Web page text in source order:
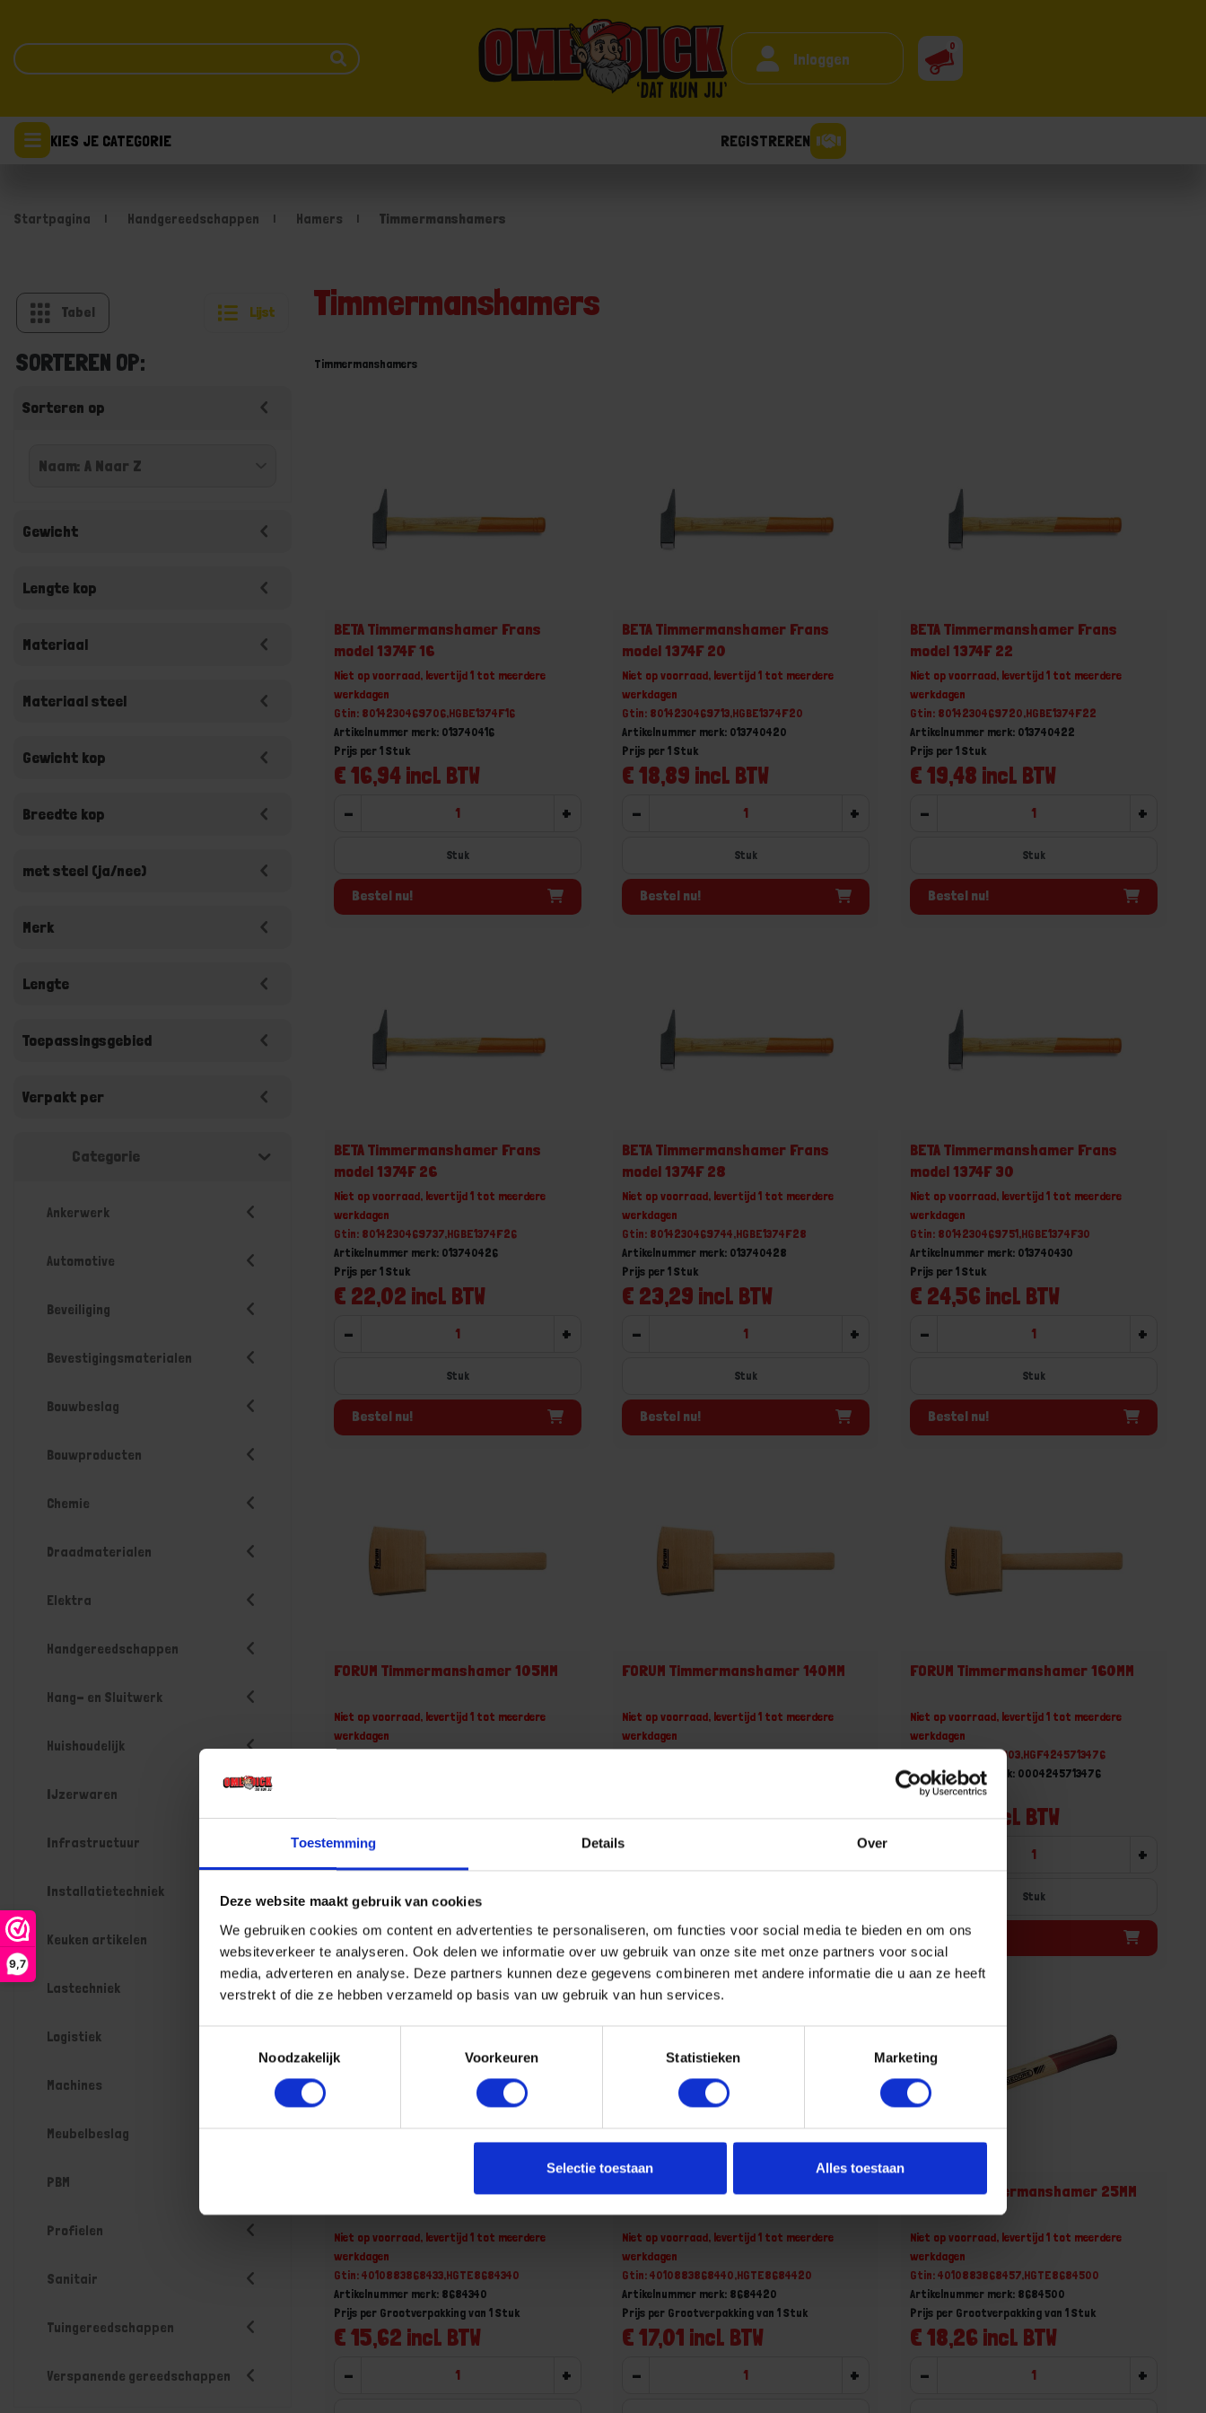
Toestemming Details Over
Deze website maakt gebruik van cookies
We gebruiken cookies om content en advertenties te personaliseren, om functies voor social media te bieden en om ons
websiteverkeer te analyseren. Ook delen we informatie over uw gebruik van onze site met onze partners voor social
media, adverteren en analyse. Deze partners kunnen deze gegevens combineren met andere informatie die u aan ze heeft
verstrekt of die ze hebben verzameld op basis van uw gebruik van hun services.
Noodzakelijk
Voorkeuren Statistieken Marketing
Selectie toestaan Alles toestaan
9,7
Inloggen
0
KIES JE CATEGORIE REGISTREREN
Startpagina Handgereedschappen Hamers Timmermanshamers
Tabel Lijst
SORTEREN OP:
Sorteren op
Gewicht
Lengte kop
Materiaal
Materiaal steel
Gewicht kop
Breedte kop
met steel (ja/nee)
Merk
Lengte
Toepassingsgebied
Verpakt per
Categorie
Ankerwerk
Automotive
Beveiliging
Bevestigingsmaterialen
Bouwbeslag
Bouwproducten
Chemie
Draadmaterialen
Elektra
Handgereedschappen
Hang- en Sluitwerk
Huishoudelijk
IJzerwaren
Infrastructuur
Installatietechniek
Keuken artikelen
Lastechniek
Logistiek
Machines
Meubelbeslag
PBM
Profielen
Sanitair
Tuingereedschappen
Verspanende gereedschappen
Timmermanshamers
Timmermanshamers
BETA Timmermanshamer Frans
model 1374F 16
Niet op voorraad, levertijd 1 tot meerdere
werkdagen
Gtin: 8014230469706,HGBE1374F16
Artikelnummer merk: 013740416
€ 16,94 incl. BTW
Prijs per 1 Stuk
- +
Stuk
Bestel nu!
BETA Timmermanshamer Frans
model 1374F 20
Niet op voorraad, levertijd 1 tot meerdere
werkdagen
Gtin: 8014230469713,HGBE1374F20
Artikelnummer merk: 013740420
€ 18,89 incl. BTW
Prijs per 1 Stuk
- +
Stuk
Bestel nu!
BETA Timmermanshamer Frans
model 1374F 22
Niet op voorraad, levertijd 1 tot meerdere
werkdagen
Gtin: 8014230469720,HGBE1374F22
Artikelnummer merk: 013740422
€ 19,48 incl. BTW
Prijs per 1 Stuk
- +
Stuk
Bestel nu!
BETA Timmermanshamer Frans
model 1374F 26
Niet op voorraad, levertijd 1 tot meerdere
werkdagen
Gtin: 8014230469737,HGBE1374F26
Artikelnummer merk: 013740426
€ 22,02 incl. BTW
Prijs per 1 Stuk
- +
Stuk
Bestel nu!
BETA Timmermanshamer Frans
model 1374F 28
Niet op voorraad, levertijd 1 tot meerdere
werkdagen
Gtin: 8014230469744,HGBE1374F28
Artikelnummer merk: 013740428
€ 23,29 incl. BTW
Prijs per 1 Stuk
- +
Stuk
Bestel nu!
BETA Timmermanshamer Frans
model 1374F 30
Niet op voorraad, levertijd 1 tot meerdere
werkdagen
Gtin: 8014230469751,HGBE1374F30
Artikelnummer merk: 013740430
€ 24,56 incl. BTW
Prijs per 1 Stuk
- +
Stuk
Bestel nu!
FORUM Timmermanshamer 105MM
Niet op voorraad, levertijd 1 tot meerdere
werkdagen
Gtin: 4317784866880,HGF4245713470
€ 20,13 incl. BTW
-
Stuk
Bestel nu!
FORUM Timmermanshamer 140MM
Niet op voorraad, levertijd 1 tot meerdere
werkdagen
Gtin: 4317784866897,HGF4245713473
€ 30,47 incl. BTW
+
Bestel nu!
FORUM Timmermanshamer 160MM
Niet op voorraad, levertijd 1 tot meerdere
werkdagen
Gtin: 4317784866903,HGF4245713476
Artikelnummer merk: 0004245713476
€ 35,42 incl. BTW
Prijs per 1 Stuk
+
Stuk
Bestel nu!
GEDORE Timmermanshamer 20MM
Niet op voorraad, levertijd 1 tot meerdere
werkdagen
Gtin: 4010883868433,HGTE8684340
Artikelnummer merk: 8684340
€ 15,62 incl. BTW
Prijs per Grootverpakking van 1 Stuk
- +
GEDORE Timmermanshamer 22MM
Niet op voorraad, levertijd 1 tot meerdere
werkdagen
Gtin: 4010883868440,HGTE8684420
Artikelnummer merk: 8684420
€ 17,01 incl. BTW
Prijs per Grootverpakking van 1 Stuk
- +
GEDORE Timmermanshamer 25MM
Niet op voorraad, levertijd 1 tot meerdere
werkdagen
Gtin: 4010883868457,HGTE8684500
Artikelnummer merk: 8684500
€ 18,26 incl. BTW
Prijs per Grootverpakking van 1 Stuk
- +